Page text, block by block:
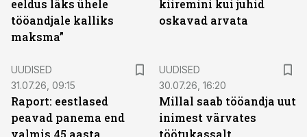
eeldus läks ühele
tööandjale kalliks
maksma”
kiiremini kui juhid
oskavad arvata
UUDISED
31.07.26, 09:15
Raport: eestlased
peavad panema end
valmis 45 aasta
UUDISED
30.07.26, 16:20
Millal saab tööandja uut
inimest värvates
töötukassalt